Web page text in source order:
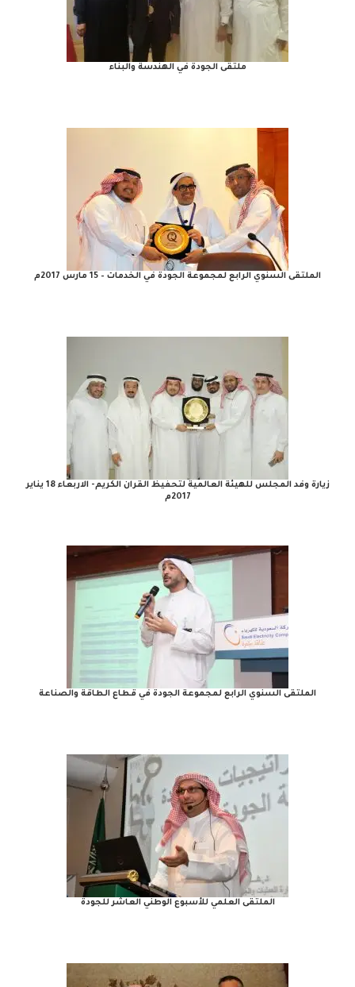
ملتقى الجودة في الهندسة والبناء
الملتقى السنوي الرابع لمجموعة الجودة في الخدمات – 15 مارس 2017م
زيارة وفد المجلس للهيئة العالمية لتحفيظ القران الكريم- الاربعاء 18 يناير
2017م
الملتقى السنوي الرابع لمجموعة الجودة في قطاع الطاقة والصناعة
الملتقى العلمي للأسبوع الوطني العاشر للجودة